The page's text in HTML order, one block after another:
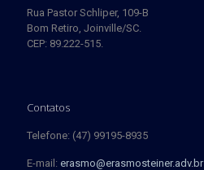
Rua Pastor Schliper, 109-B
Bom Retiro, Joinville/SC.
CEP: 89.222-515.
Contatos
Telefone: (47) 99195-8935
E-mail: erasmo@erasmosteiner.adv.br